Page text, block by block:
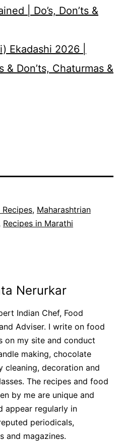
| Do’s, Don’ts &
Ekadashi 2026 |
& Don’ts, Chaturmas &
, Maharashtrian
Recipes in Marathi
Nerurkar
Indian Chef, Food
Adviser. I write on food
on my site and conduct
making, chocolate
cleaning, decoration and
The recipes and food
by me are unique and
appear regularly in
periodicals,
and magazines.